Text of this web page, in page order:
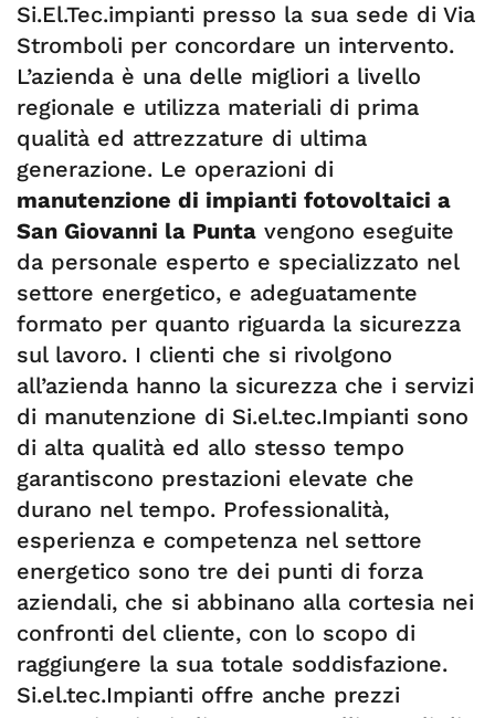
Si.El.Tec.impianti presso la sua sede di Via
Stromboli per concordare un intervento.
L’azienda è una delle migliori a livello
regionale e utilizza materiali di prima
qualità ed attrezzature di ultima
generazione. Le operazioni di
manutenzione di impianti fotovoltaici a
San Giovanni la Punta vengono eseguite
da personale esperto e specializzato nel
settore energetico, e adeguatamente
formato per quanto riguarda la sicurezza
sul lavoro. I clienti che si rivolgono
all’azienda hanno la sicurezza che i servizi
di manutenzione di Si.el.tec.Impianti sono
di alta qualità ed allo stesso tempo
garantiscono prestazioni elevate che
durano nel tempo. Professionalità,
esperienza e competenza nel settore
energetico sono tre dei punti di forza
aziendali, che si abbinano alla cortesia nei
confronti del cliente, con lo scopo di
raggiungere la sua totale soddisfazione.
Si.el.tec.Impianti offre anche prezzi